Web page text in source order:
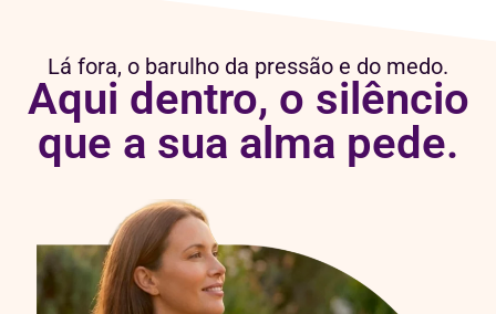
Lá fora, o barulho da pressão e do medo.
Aqui dentro, o silêncio
que a sua alma pede.